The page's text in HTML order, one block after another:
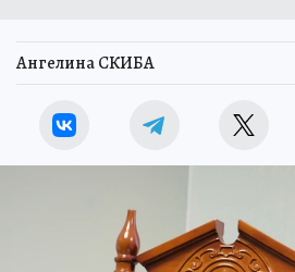
Ангелина СКИБА